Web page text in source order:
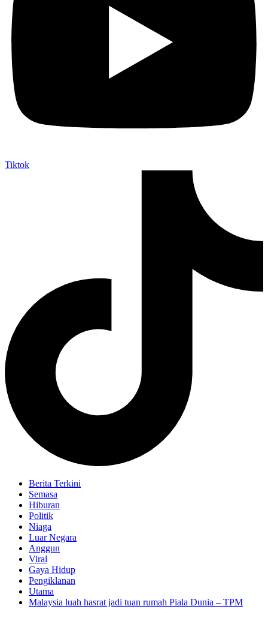
Tiktok
Berita Terkini
Semasa
Hiburan
Politik
Niaga
Luar Negara
Anggun
Viral
Gaya Hidup
Pengiklanan
Utama
Malaysia luah hasrat jadi tuan rumah Piala Dunia – TPM